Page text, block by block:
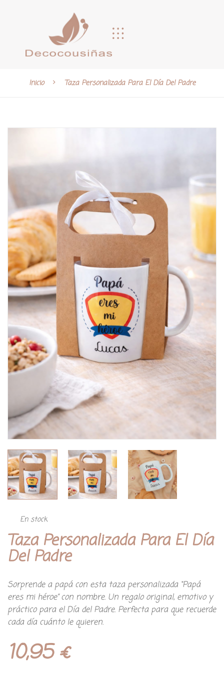
Inicio Taza Personalizada Para El Día Del Padre
En stock
Taza Personalizada Para El Día
Del Padre
Sorprende a papá con esta taza personalizada “Papá
eres mi héroe” con nombre. Un regalo original, emotivo y
práctico para el Día del Padre. Perfecta para que recuerde
cada día cuánto le quieren.
10,95€